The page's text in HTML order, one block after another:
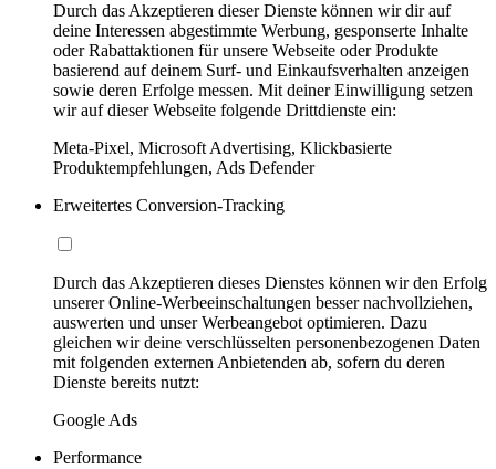
Durch das Akzeptieren dieser Dienste können wir dir auf
deine Interessen abgestimmte Werbung, gesponserte Inhalte
oder Rabattaktionen für unsere Webseite oder Produkte
basierend auf deinem Surf- und Einkaufsverhalten anzeigen
sowie deren Erfolge messen. Mit deiner Einwilligung setzen
wir auf dieser Webseite folgende Drittdienste ein:
Meta-Pixel, Microsoft Advertising, Klickbasierte
Produktempfehlungen, Ads Defender
Erweitertes Conversion-Tracking
Durch das Akzeptieren dieses Dienstes können wir den Erfolg
unserer Online-Werbeeinschaltungen besser nachvollziehen,
auswerten und unser Werbeangebot optimieren. Dazu
gleichen wir deine verschlüsselten personenbezogenen Daten
mit folgenden externen Anbietenden ab, sofern du deren
Dienste bereits nutzt:
Google Ads
Performance